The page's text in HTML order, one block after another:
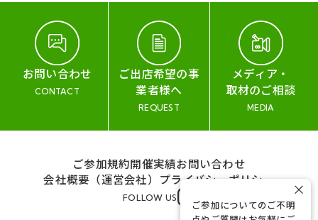
お問い合わせ
CONTACT
ご出店希望の事
業者様へ
REQUEST
メディア・
取材のご相談
MEDIA
ご参加規約開催実績お問い合わせ
会社概要（運営会社） プライバシーポリシー
FOLLOW US
ご参加についてのご不明
×